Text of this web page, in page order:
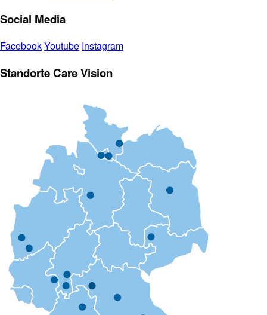
Social Media
FacebookYoutube Instagram
Standorte Care Vision